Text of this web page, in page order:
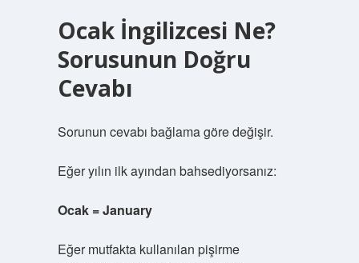
Ocak İngilizcesi Ne?
Sorusunun Doğru
Cevabı
Sorunun cevabı bağlama göre değişir.
Eğer yılın ilk ayından bahsediyorsanız:
Ocak = January
Eğer mutfakta kullanılan pişirme